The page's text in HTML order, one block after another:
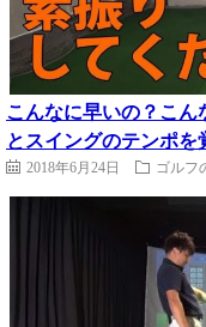
こんなに早いの？こん
とスイングのテンポを
2018年6月24日 ゴルフ